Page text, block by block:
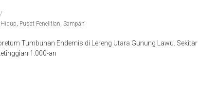
, Pusat Penelitian, Sampah
Tumbuhan Endemis di Lereng Utara Gunung Lawu. Sekitar
1.000-an